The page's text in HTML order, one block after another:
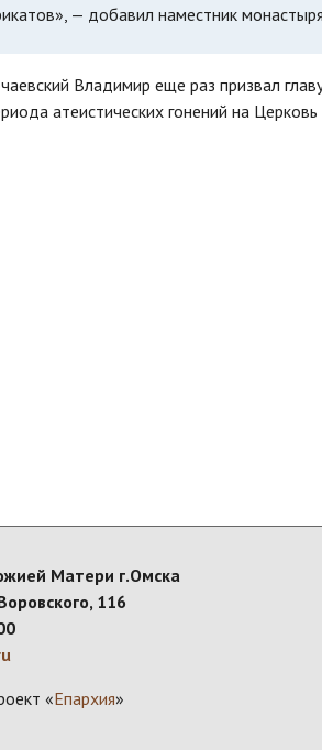
— добавил наместник
Владимир еще раз призвал
атеистических гонений на
Матери г.Омска
116
«Епархия»